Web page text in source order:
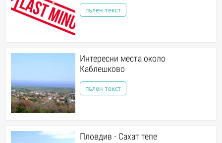
пълен текст
Интересни места около
Каблешково
пълен текст
Пловдив - Сахат тепе